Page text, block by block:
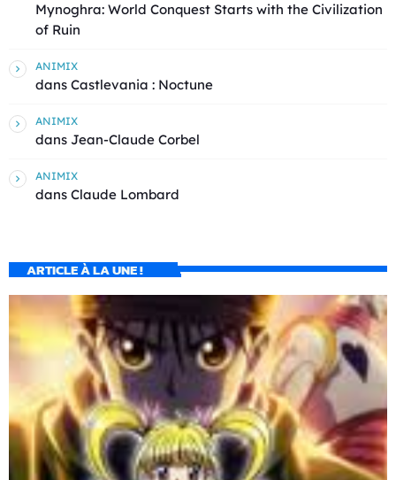
Mynoghra: World Conquest Starts with the Civilization
of Ruin
ANIMIX
dans Castlevania : Noctune
ANIMIX
dans Jean-Claude Corbel
ANIMIX
dans Claude Lombard
ARTICLE À LA UNE !